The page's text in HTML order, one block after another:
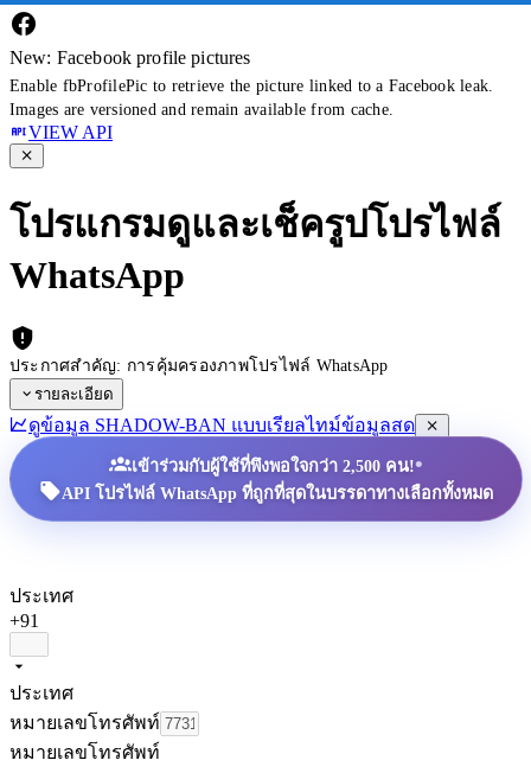
New: Facebook profile pictures
Enable fbProfilePic to retrieve the picture linked to a Facebook leak.
Images are versioned and remain available from cache.
VIEW API
โปรแกรมดูและเช็ครูปโปรไฟล์
WhatsApp
ประกาศสำคัญ: การคุ้มครองภาพโปรไฟล์ WhatsApp
รายละเอียด
ดูข้อมูล SHADOW-BAN แบบเรียลไทม์ข้อมูลสด
เข้าร่วมกับผู้ใช้ที่พึงพอใจกว่า 2,500 คน!•
API โปรไฟล์ WhatsApp ที่ถูกที่สุดในบรรดาทางเลือกทั้งหมด
ประเทศ
+91
ประเทศ
หมายเลขโทรศัพท์
หมายเลขโทรศัพท์